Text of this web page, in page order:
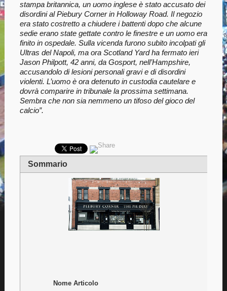
stampa britannica, un uomo inglese è stato accusato dei
disordini al Piebury Corner in Holloway Road. Il negozio
era stato costretto a chiudere i battenti dopo che alcune
sedie erano state gettate contro le finestre e un uomo era
finito in ospedale. Sulla vicenda furono subito incolpati gli
Ultras del Napoli, ma ora Scotland Yard ha fermato ieri
Jason Philpott, 42 anni, da Gosport, nell’Hampshire,
accusandolo di lesioni personali gravi e di disordini
violenti. L’uomo è ora detenuto in custodia cautelare e
dovrà comparire in tribunale la prossima settimana.
Sembra che non sia nemmeno un tifoso del gioco del
calcio”.
Sommario
Nome Articolo